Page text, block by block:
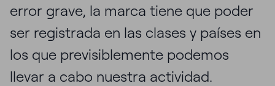
error grave, la marca tiene que poder
ser registrada en las clases y países en
los que previsiblemente podemos
llevar a cabo nuestra actividad.